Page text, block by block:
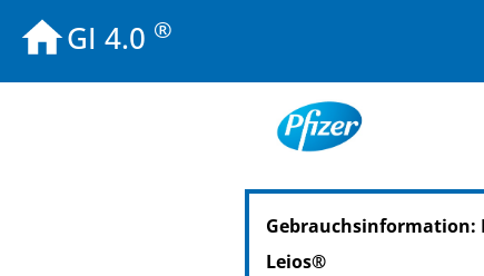
GI 4.0 ®
PZN: 07451941
PPN: 110745194161
PZN: 07451958
Leios®